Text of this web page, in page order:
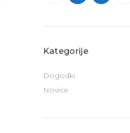
Kategorije
Dogodki
Novice